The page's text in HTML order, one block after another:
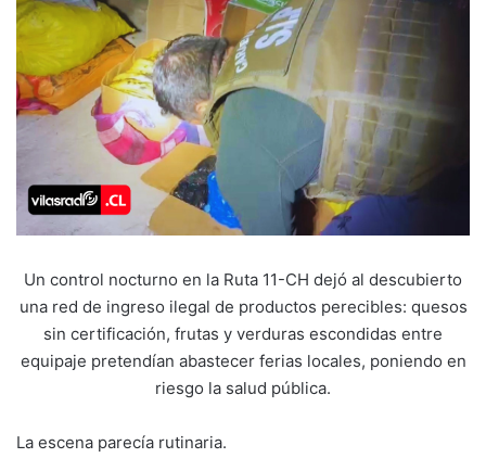
Un control nocturno en la Ruta 11-CH dejó al descubierto
una red de ingreso ilegal de productos perecibles: quesos
sin certificación, frutas y verduras escondidas entre
equipaje pretendían abastecer ferias locales, poniendo en
riesgo la salud pública.
La escena parecía rutinaria.